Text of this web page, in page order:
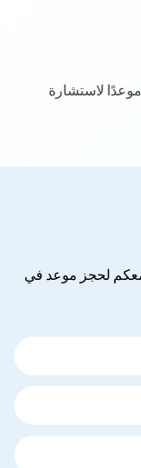
لاستشارة
معكم لحجز موعد في